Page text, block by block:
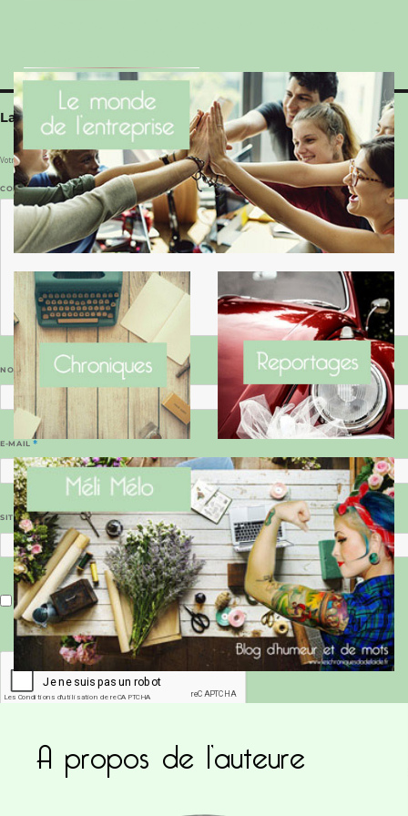
Laisser un commentaire
Votre adresse e-mail ne sera pas publiée.Les champs obligatoires sont indiqués avec
COMMENTAIRE*
NOM
E-MAIL*
SITE WEB
Enregistrer mon nom, mon e-mail et mon site dans le navigateur pour mon prochain commentaire.
Ce site utilise Akismet pour réduire les
A propos de l’auteure